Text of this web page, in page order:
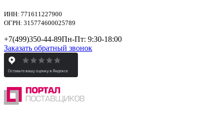
ИНН: 771611227900
ОГРН: 315774600025789
+7(499)350-44-89Пн-Пт: 9:30-18:00
Заказать обратный звонок